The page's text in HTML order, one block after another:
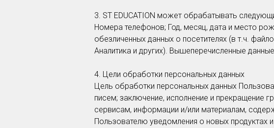
3. ST EDUCATION может обрабатывать
Номера телефонов; Год, месяц, дата и место
обезличенных данных о посетителях (в т.ч.
Аналитика и других). Вышеперечисленные
4. Цели обработки персональных данных
Цель обработки персональных данных
писем; заключение, исполнение и прекращение
сервисам, информации и/или материалам,
Пользователю уведомления о новых продуктах